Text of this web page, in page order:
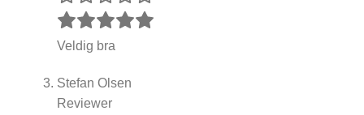
Veldig bra
Stefan Olsen
Reviewer